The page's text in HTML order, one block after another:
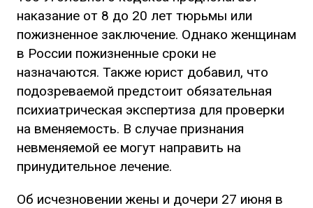
наказание от 8 до 20 лет тюрьмы или
пожизненное заключение. Однако женщинам
в России пожизненные сроки не
назначаются. Также юрист добавил, что
подозреваемой предстоит обязательная
психиатрическая экспертиза для проверки
на вменяемость. В случае признания
невменяемой ее могут направить на
принудительное лечение.
Об исчезновении жены и дочери 27 июня в